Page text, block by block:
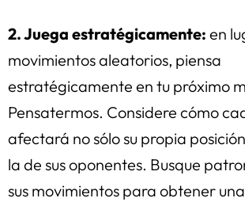
2. Juega estratégicamente: en
movimientos aleatorios, piensa
estratégicamente en tu próximo
Pensatermos. Considere cómo
afectará no sólo su propia
la de sus oponentes. Busque
sus movimientos para obtener